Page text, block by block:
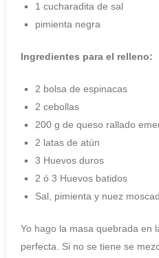
1 cucharadita de sal
pimienta negra
Ingredientes para el relleno:
2 bolsa de espinacas
2 cebollas
200 g de queso rallado
2 latas de atún
3 Huevos duros
2 ó 3 Huevos batidos
Sal, pimienta y nuez
Yo hago la masa quebrada en
perfecta. Si no se tiene se